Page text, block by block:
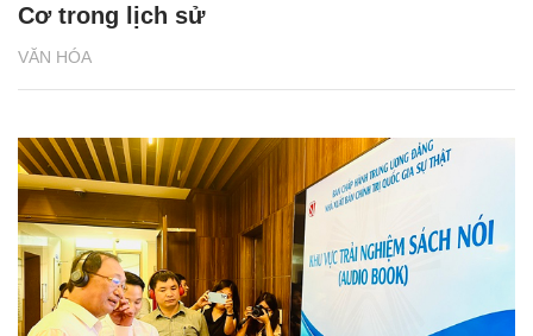
VĂN HÓA
Cơ trong lịch sử